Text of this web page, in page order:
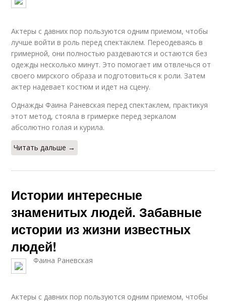
Актеры с давних пор пользуются одним приемом, чтобы
лучше войти в роль перед спектаклем. Переодеваясь в
гримерной, они полностью раздеваются и остаются без
одежды несколько минут. Это помогает им отвлечься от
своего мирского образа и подготовиться к роли. Затем
актер надевает костюм и идет на сцену.
Однажды Фаина Раневская перед спектаклем, практикуя
этот метод, стояла в гримерке перед зеркалом
абсолютно голая и курила.
Читать дальше →
Истории интересные
знаменитых людей. Забавные
истории из жизни известных
людей!
Фаина Раневская
Актеры с давних пор пользуются одним приемом, чтобы